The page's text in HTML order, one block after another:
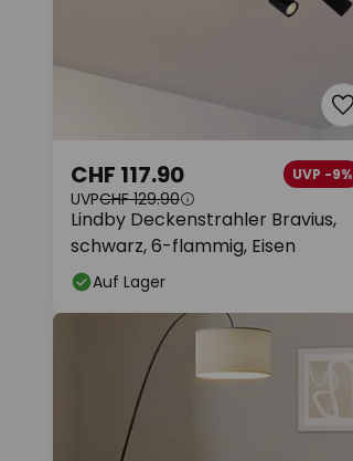
Lindby Deckenstrahler Bravius,
schwarz, 6-flammig, Eisen
CHF 117.90 UVP -9%
UVPCHF 129.90
Auf Lager